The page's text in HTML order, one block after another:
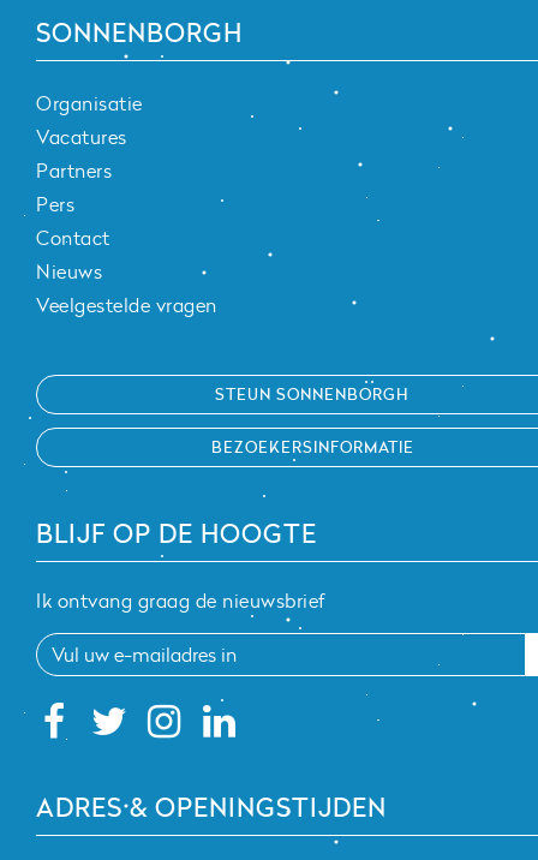
SONNENBORGH
Organisatie
Vacatures
Partners
Pers
Contact
Nieuws
Veelgestelde vragen
STEUN SONNENBORGH
BEZOEKERSINFORMATIE
BLIJF OP DE HOOGTE
Ik ontvang graag de nieuwsbrief
ADRES & OPENINGSTIJDEN